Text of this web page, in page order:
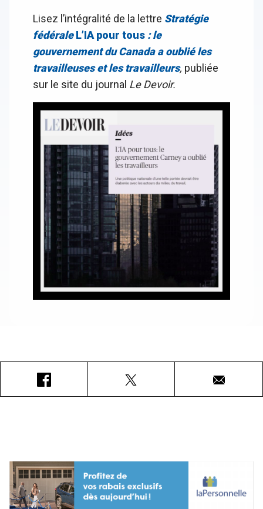
Lisez l’intégralité de la lettre Stratégie
fédéraleL’IA pour tous : le
gouvernement du Canada a oublié les
travailleuses et les travailleurs, publiée
sur le site du journal Le Devoir.
Courriel